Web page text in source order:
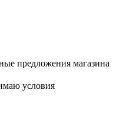
предложения магазина
условия